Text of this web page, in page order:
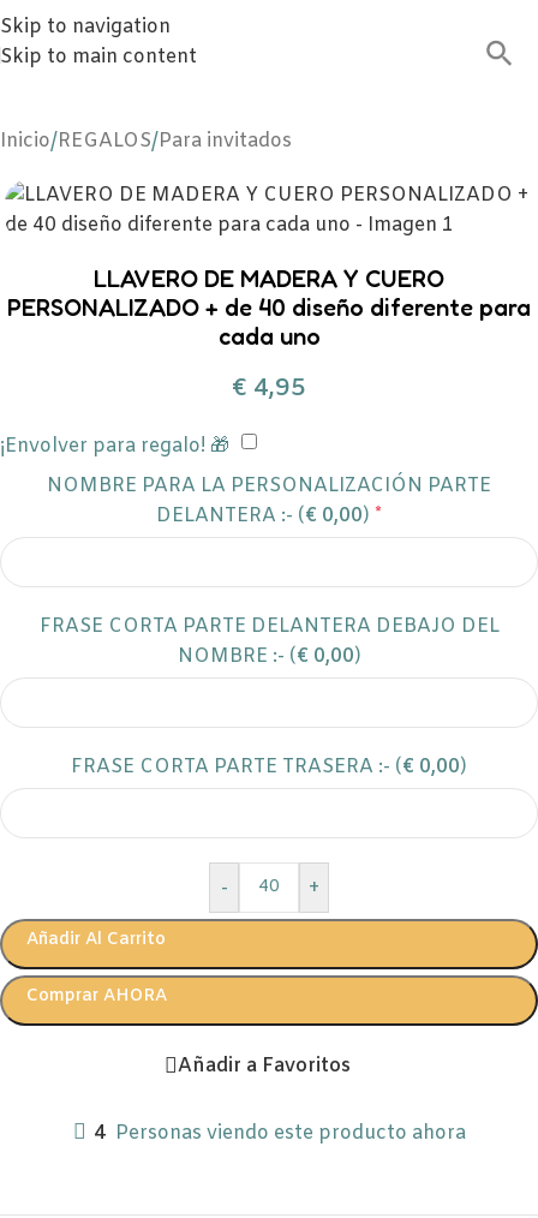
Skip to navigation
Skip to main content
Inicio/REGALOS/Para invitados
LLAVERO DE MADERA Y CUERO
PERSONALIZADO + de 40 diseño diferente para
cada uno
€ 4,95
¡Envolver para regalo! 🎁
NOMBRE PARA LA PERSONALIZACIÓN PARTE
DELANTERA :- (€ 0,00) *
FRASE CORTA PARTE DELANTERA DEBAJO DEL
NOMBRE :- (€ 0,00)
FRASE CORTA PARTE TRASERA :- (€ 0,00)
- +
Añadir Al Carrito
Comprar AHORA
Añadir a Favoritos
4 Personas viendo este producto ahora